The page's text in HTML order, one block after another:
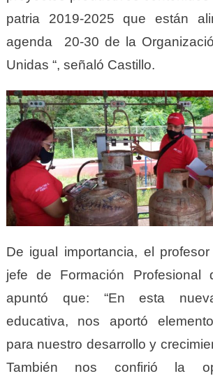
patria 2019-2025 que están
agenda 20-30 de la
Unidas “, señaló Castillo.
De igual importancia, el
jefe de Formación Profesional
apuntó que: “En esta
educativa, nos aportó
para nuestro desarrollo y
También nos confirió la